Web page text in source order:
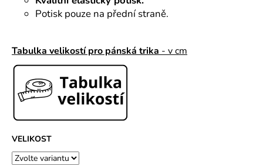
Potisk pouze na přední straně.
Tabulka velikostí pro pánská trika - v cm
VELIKOST
o
r
u
j
m
e